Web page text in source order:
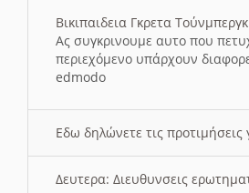
Βικιπαιδεια Γκρετα Τούνμπεργκ
Ας συγκρινουμε αυτο που
περιεχόμενο υπάρχουν
edmodo
Εδω δηλώνετε τις προτιμήσεις
Δευτερα: Διευθυνσεις